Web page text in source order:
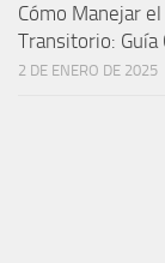
Cómo Manejar
Transitorio: Guía
2 DE ENERO DE 2025